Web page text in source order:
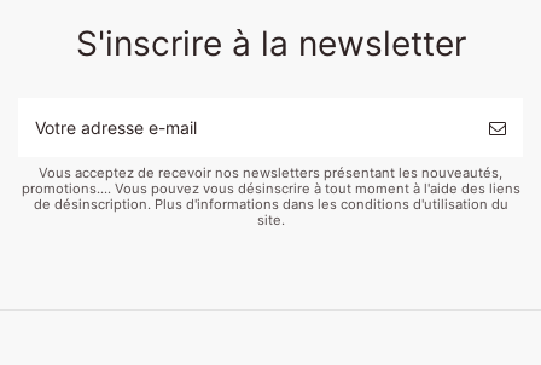
S'inscrire à la newsletter
Vous acceptez de recevoir nos newsletters présentant les nouveautés,
promotions.... Vous pouvez vous désinscrire à tout moment à l'aide des liens
de désinscription. Plus d'informations dans les conditions d'utilisation du
site.